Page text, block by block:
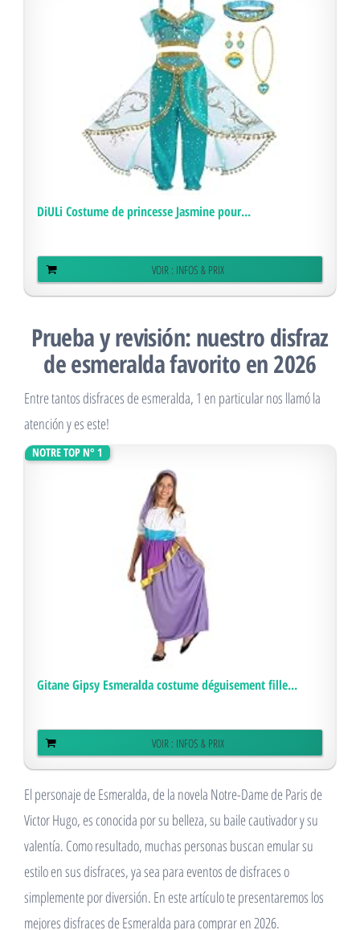
DiULi Costume de princesse Jasmine pour...
VOIR : INFOS & PRIX
Prueba y revisión: nuestro disfraz
de esmeralda favorito en 2026
Entre tantos disfraces de esmeralda, 1 en particular nos llamó la
atención y es este!
NOTRE TOP N° 1
Gitane Gipsy Esmeralda costume déguisement fille...
VOIR : INFOS & PRIX
El personaje de Esmeralda, de la novela Notre-Dame de Paris de
Victor Hugo, es conocida por su belleza, su baile cautivador y su
valentía. Como resultado, muchas personas buscan emular su
estilo en sus disfraces, ya sea para eventos de disfraces o
simplemente por diversión. En este artículo te presentaremos los
mejores disfraces de Esmeralda para comprar en 2026.